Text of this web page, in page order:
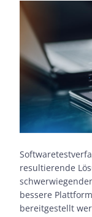
resultierende
bessere
bereitgestellt